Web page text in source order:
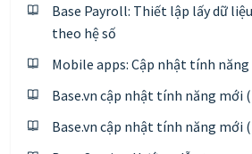
Base Payroll: Thiết lập lấy dữ
theo hệ số
Mobile apps: Cập nhật tính
Base.vn cập nhật tính năng mới
Base.vn cập nhật tính năng mới